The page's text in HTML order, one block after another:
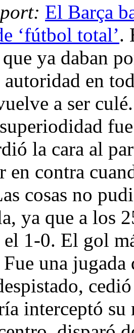
El Barça
‘fútbol total’.
ya daban
autoridad en
a ser
la cara al
en contra
cosas no
ya que a los
el 1-0. El gol
Fue una
interceptó su